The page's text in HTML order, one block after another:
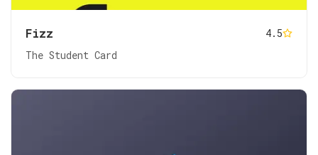
Fizz
4.5
The Student Card